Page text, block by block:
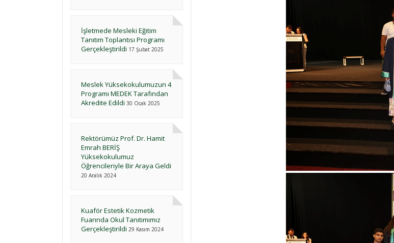
İşletmede Mesleki Eğitim
Tanıtım Toplantısı Programı
Gerçekleştirildi 17 Şubat 2025
Meslek Yüksekokulumuzun 4
Programı MEDEK Tarafından
Akredite Edildi 30 Ocak 2025
Rektörümüz Prof. Dr. Hamit
Emrah BERİŞ
Yüksekokulumuz
Öğrencileriyle Bir Araya Geldi
20 Aralık 2024
Kuaför Estetik Kozmetik
Fuarında Okul Tanıtımımız
Gerçekleştirildi 29 Kasım 2024